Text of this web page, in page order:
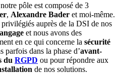
pôle est composé de 3
, Alexandre Bader et moi-même.
auprès de la DSI de nos
et nous avons des
en ce qui concerne la sécurité
parfois dans la phase d’avant-
du RGPD ou pour répondre aux
de nos solutions.